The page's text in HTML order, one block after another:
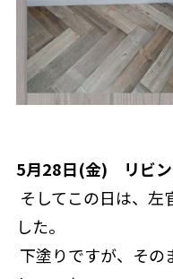
5月28日(金)　リビ
そしてこの日は、左
した。
下塗りですが、その